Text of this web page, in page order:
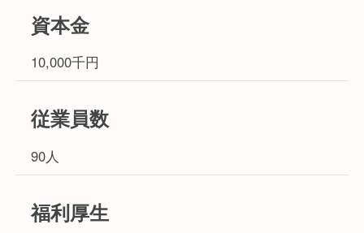
資本金
10,000千円
従業員数
90人
福利厚生